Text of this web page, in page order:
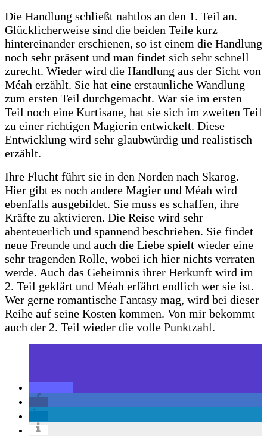
Die Handlung schließt nahtlos an den 1. Teil an.
Glücklicherweise sind die beiden Teile kurz
hintereinander erschienen, so ist einem die Handlung
noch sehr präsent und man findet sich sehr schnell
zurecht. Wieder wird die Handlung aus der Sicht von
Méah erzählt. Sie hat eine erstaunliche Wandlung
zum ersten Teil durchgemacht. War sie im ersten
Teil noch eine Kurtisane, hat sie sich im zweiten Teil
zu einer richtigen Magierin entwickelt. Diese
Entwicklung wird sehr glaubwürdig und realistisch
erzählt.
Ihre Flucht führt sie in den Norden nach Skarog.
Hier gibt es noch andere Magier und Méah wird
ebenfalls ausgebildet. Sie muss es schaffen, ihre
Kräfte zu aktivieren. Die Reise wird sehr
abenteuerlich und spannend beschrieben. Sie findet
neue Freunde und auch die Liebe spielt wieder eine
sehr tragenden Rolle, wobei ich hier nichts verraten
werde. Auch das Geheimnis ihrer Herkunft wird im
2. Teil geklärt und Méah erfährt endlich wer sie ist.
Wer gerne romantische Fantasy mag, wird bei dieser
Reihe auf seine Kosten kommen. Von mir bekommt
auch der 2. Teil wieder die volle Punktzahl.